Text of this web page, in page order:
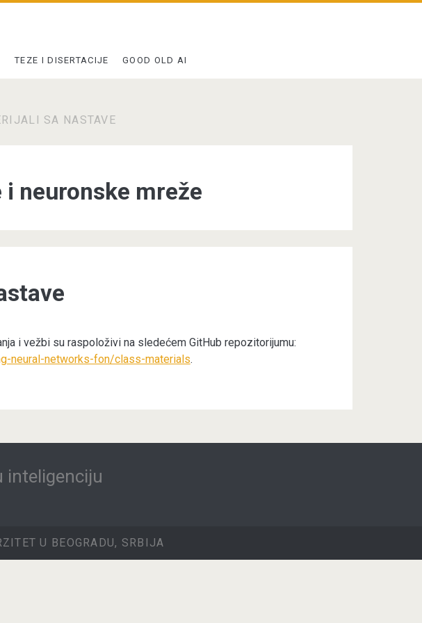
TEZE I DISERTACIJE GOOD OLD AI
SA NASTAVE
i neuronske mreže
i vežbi su raspoloživi na sledećem GitHub repozitorijumu:
neural-networks-fon/class-materials.
inteligenciju
U BEOGRADU, SRBIJA